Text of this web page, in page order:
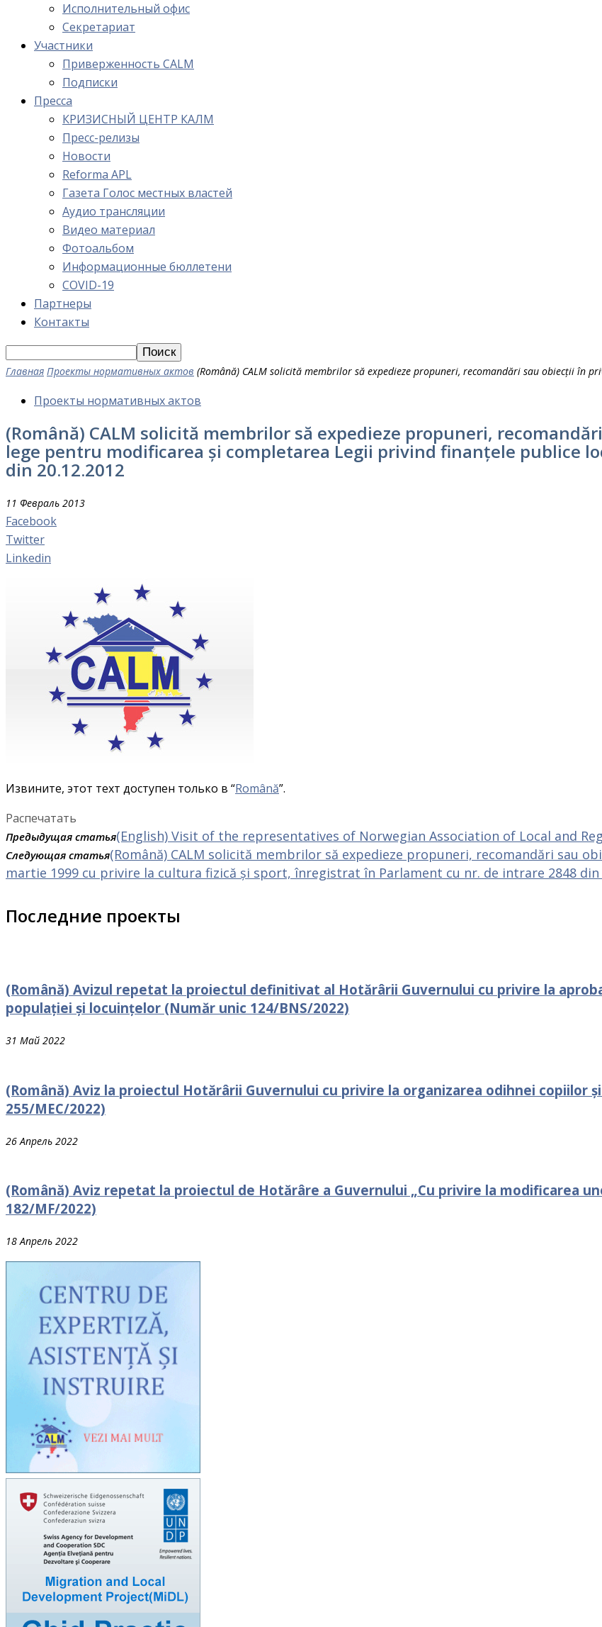
Исполнительный офис
Cекретариат
Участники
Приверженность CALM
Подписки
Пресса
КРИЗИСНЫЙ ЦЕНТР КАЛМ
Пресс-релизы
Новости
Reforma APL
Газета Голос местных властей
Аудио трансляции
Видео материал
Фотоальбом
Информационные бюллетени
COVID-19
Партнеры
Контакты
Главная Проекты нормативных актов (Română) CALM solicită membrilor să expedieze propuneri, recomandări sau obiecții în
Проекты нормативных актов
(Română) CALM solicită membrilor să expedieze propuneri,
lege pentru modificarea și completarea Legii privind finanțele publice
din 20.12.2012
11 Февраль 2013
Facebook
Twitter
Linkedin
Извините, этот техт доступен только в “Română”.
Распечатать
Предыдущая статья(English) Visit of the representatives of Norwegian Association of Local and
Следующая статья(Română) CALM solicită membrilor să expedieze propuneri, recomandări sau
martie 1999 cu privire la cultura fizică și sport, înregistrat în Parlament cu nr. de intrare 2848 din
Последние проекты
(Română) Avizul repetat la proiectul definitivat al Hotărârii Guvernului cu privire la
populației și locuințelor (Număr unic 124/BNS/2022)
31 Май 2022
(Română) Aviz la proiectul Hotărârii Guvernului cu рrivire la organizarea odihnei сорiilоr
255/MEC/2022)
26 Апрель 2022
(Română) Aviz repetat la proiectul de Hotărâre a Guvernului „Cu privire la modificarea
182/MF/2022)
18 Апрель 2022